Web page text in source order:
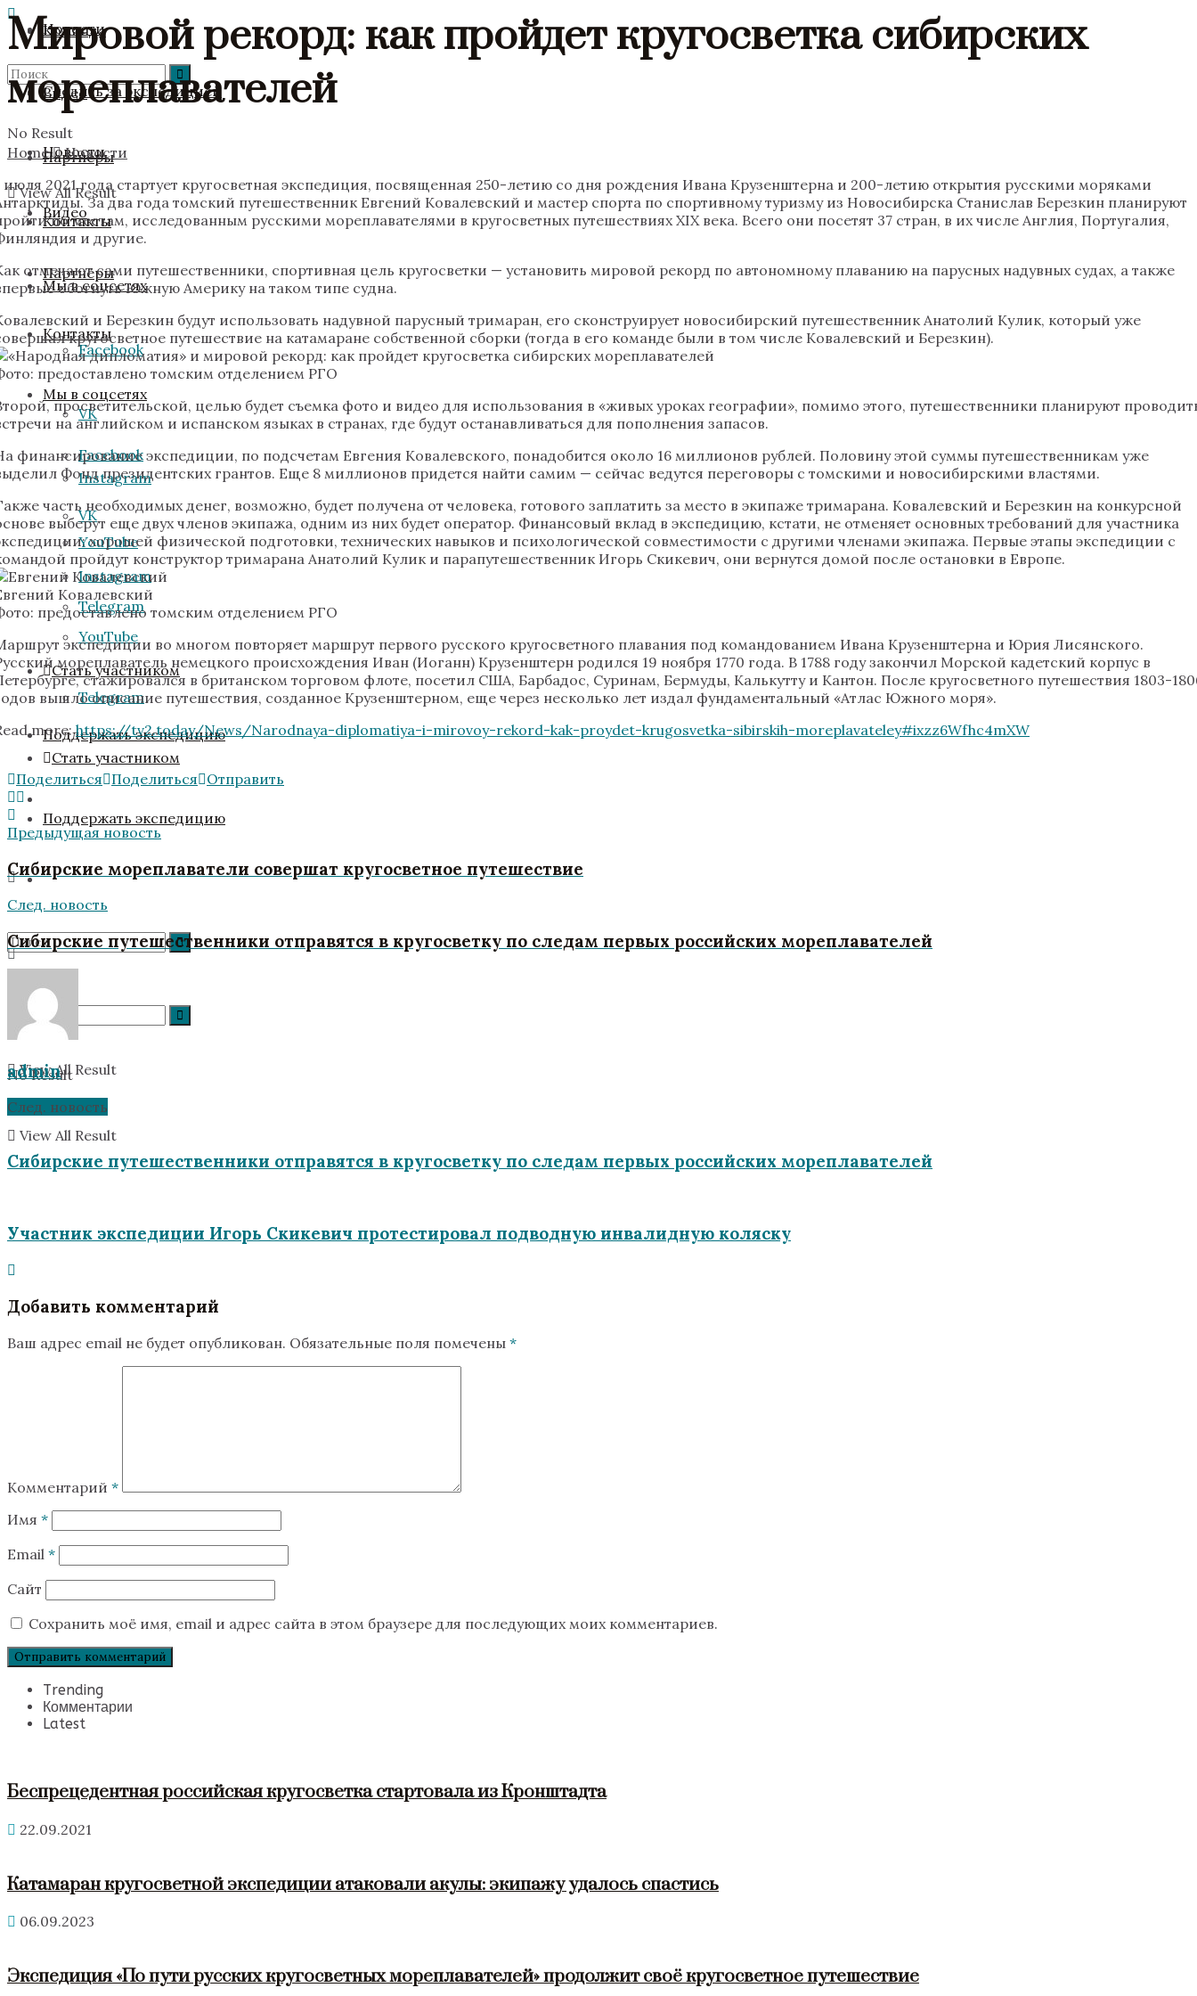
Новости
Видео
Партнёры
Контакты
Мы в соцсетях
Facebook
VK
Instagram
YouTube
Telegram
Стать участником
Поддержать экспедицию
No Result
View All Result
Команда
Следить за экспедицией
Новости
Видео
Партнёры
Контакты
Мы в соцсетях
Facebook
VK
Instagram
YouTube
Telegram
Стать участником
Поддержать экспедицию
No Result
View All Result
No Result
View All Result
Мировой рекорд: как пройдет кругосветка сибирских
мореплавателей
Home
Новости
июля 2021 года стартует кругосветная экспедиция, посвященная 250-летию со дня рождения Ивана Крузенштерна и 200-летию открытия русскими моряками
За два года томский путешественник Евгений Ковалевский и мастер спорта по спортивному туризму из Новосибирска Станислав Березкин планируют
по местам, исследованным русскими мореплавателями в кругосветных путешествиях XIX века. Всего они посетят 37 стран, в их числе Англия, Португалия,
и другие.
отмечают сами путешественники, спортивная цель кругосветки — установить мировой рекорд по автономному плаванию на парусных надувных судах, а также
обогнуть Южную Америку на таком типе судна.
и Березкин будут использовать надувной парусный тримаран, его сконструирует новосибирский путешественник Анатолий Кулик, который уже
кругосветное путешествие на катамаране собственной сборки (тогда в его команде были в том числе Ковалевский и Березкин).
предоставлено томским отделением РГО
просветительской, целью будет съемка фото и видео для использования в «живых уроках географии», помимо этого, путешественники планируют
на английском и испанском языках в странах, где будут останавливаться для пополнения запасов.
финансирование экспедиции, по подсчетам Евгения Ковалевского, понадобится около 16 миллионов рублей. Половину этой суммы путешественникам уже
Фонд президентских грантов. Еще 8 миллионов придется найти самим — сейчас ведутся переговоры с томскими и новосибирскими властями.
часть необходимых денег, возможно, будет получена от человека, готового заплатить за место в экипаже тримарана. Ковалевский и Березкин на конкурсной
выберут еще двух членов экипажа, одним из них будет оператор. Финансовый вклад в экспедицию, кстати, не отменяет основных требований для участника
хорошей физической подготовки, технических навыков и психологической совместимости с другими членами экипажа. Первые этапы экспедиции с
пройдут конструктор тримарана Анатолий Кулик и парапутешественник Игорь Скикевич, они вернутся домой после остановки в Европе.
Ковалевский
предоставлено томским отделением РГО
экспедиции во многом повторяет маршрут первого русского кругосветного плавания под командованием Ивана Крузенштерна и Юрия Лисянского.
мореплаватель немецкого происхождения Иван (Иоганн) Крузенштерн родился 19 ноября 1770 года. В 1788 году закончил Морской кадетский корпус в
стажировался в британском торговом флоте, посетил США, Барбадос, Суринам, Бермуды, Калькутту и Кантон. После кругосветного путешествия 1803-
вышло описание путешествия, созданное Крузенштерном, еще через несколько лет издал фундаментальный «Атлас Южного моря».
more:https://tv2.today/News/Narodnaya-diplomatiya-i-mirovoy-rekord-kak-proydet-krugosvetka-sibirskih-moreplavateley#ixzz6Wfhc4mXW
Поделиться Поделиться Отправить
Предыдущая новость
Сибирские мореплаватели совершат кругосветное путешествие
След. новость
Сибирские путешественники отправятся в кругосветку по следам первых российских мореплавателей
admin
След. новость
Сибирские путешественники отправятся в кругосветку по следам первых российских мореплавателей
Участник экспедиции Игорь Скикевич протестировал подводную инвалидную коляску
Добавить комментарий
Ваш адрес email не будет опубликован. Обязательные поля помечены *
Комментарий *
Имя *
Email *
Сайт
Сохранить моё имя, email и адрес сайта в этом браузере для последующих моих комментариев.
Trending
Комментарии
Latest
Беспрецедентная российская кругосветка стартовала из Кронштадта
22.09.2021
Катамаран кругосветной экспедиции атаковали акулы: экипажу удалось спастись
06.09.2023
Экспедиция «По пути русских кругосветных мореплавателей» продолжит своё кругосветное путешествие